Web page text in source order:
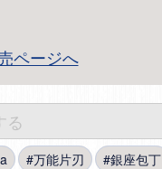
ページへ
万能片刃 銀座包丁